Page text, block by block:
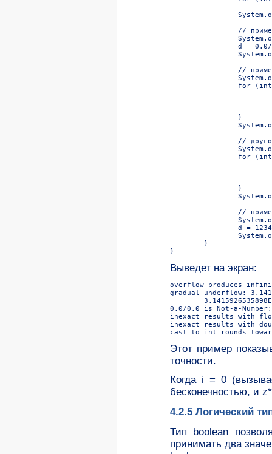
Выведет на экран:
overflow produces
gradual underflow:
0.0/0.0 is Not-a-Number:
inexact results with
inexact results with
Этот пример
точности.
Когда i = 0
бесконечностью, и
4.2.5 Логический
Тип boolean
принимать два